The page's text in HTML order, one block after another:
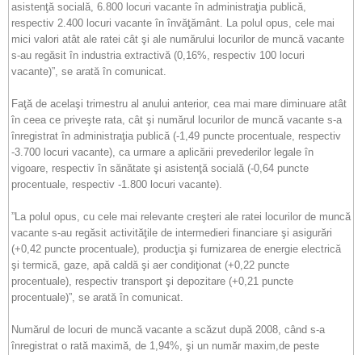
asistenţă socială, 6.800 locuri vacante în administraţia publică,
respectiv 2.400 locuri vacante în învăţământ. La polul opus, cele mai
mici valori atât ale ratei cât şi ale numărului locurilor de muncă vacante
s-au regăsit în industria extractivă (0,16%, respectiv 100 locuri
vacante)”, se arată în comunicat.
Faţă de acelaşi trimestru al anului anterior, cea mai mare diminuare atât
în ceea ce priveşte rata, cât şi numărul locurilor de muncă vacante s-a
înregistrat în administraţia publică (-1,49 puncte procentuale, respectiv
-3.700 locuri vacante), ca urmare a aplicării prevederilor legale în
vigoare, respectiv în sănătate şi asistenţă socială (-0,64 puncte
procentuale, respectiv -1.800 locuri vacante).
”La polul opus, cu cele mai relevante creşteri ale ratei locurilor de muncă
vacante s-au regăsit activităţile de intermedieri financiare şi asigurări
(+0,42 puncte procentuale), producţia şi furnizarea de energie electrică
şi termică, gaze, apă caldă şi aer condiţionat (+0,22 puncte
procentuale), respectiv transport şi depozitare (+0,21 puncte
procentuale)”, se arată în comunicat.
Numărul de locuri de muncă vacante a scăzut după 2008, când s-a
înregistrat o rată maximă, de 1,94%, şi un număr maxim,de peste